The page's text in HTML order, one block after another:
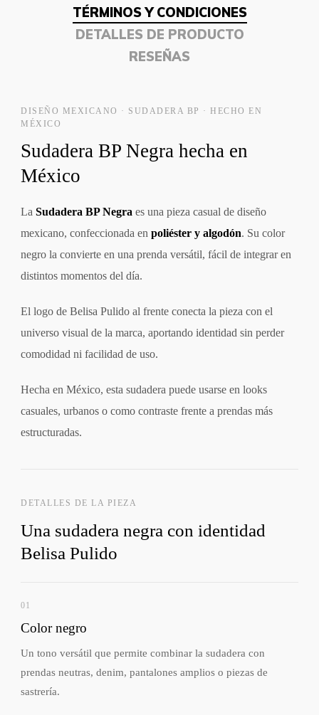
TÉRMINOS Y CONDICIONES
DETALLES DE PRODUCTO
RESEÑAS
DISEÑO MEXICANO · SUDADERA BP · HECHO EN
MÉXICO
Sudadera BP Negra hecha en
México
La Sudadera BP Negra es una pieza casual de diseño
mexicano, confeccionada en poliéster y algodón. Su color
negro la convierte en una prenda versátil, fácil de integrar en
distintos momentos del día.
El logo de Belisa Pulido al frente conecta la pieza con el
universo visual de la marca, aportando identidad sin perder
comodidad ni facilidad de uso.
Hecha en México, esta sudadera puede usarse en looks
casuales, urbanos o como contraste frente a prendas más
estructuradas.
DETALLES DE LA PIEZA
Una sudadera negra con identidad
Belisa Pulido
01
Color negro
Un tono versátil que permite combinar la sudadera con
prendas neutras, denim, pantalones amplios o piezas de
sastrería.